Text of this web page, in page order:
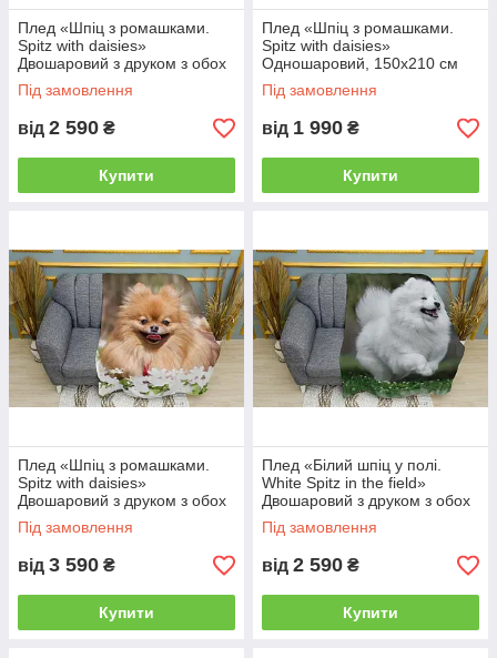
Плед «Шпіц з ромашками.
Spitz with daisies»
Двошаровий з друком з обох
боків, 135х150 см
Під замовлення
від 2 590 ₴
Купити
Плед «Шпіц з ромашками.
Spitz with daisies»
Одношаровий, 150х210 см
Під замовлення
від 1 990 ₴
Купити
Плед «Шпіц з ромашками.
Spitz with daisies»
Двошаровий з друком з обох
боків, 150х210 см
Під замовлення
від 3 590 ₴
Купити
Плед «Білий шпіц у полі.
White Spitz in the field»
Двошаровий з друком з обох
боків, 135х150 см
Під замовлення
від 2 590 ₴
Купити